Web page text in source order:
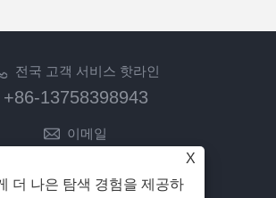
전국 고객 서비스 핫라인
+86-13758398943
이메일
X
더 나은 탐색 경험을 제공하